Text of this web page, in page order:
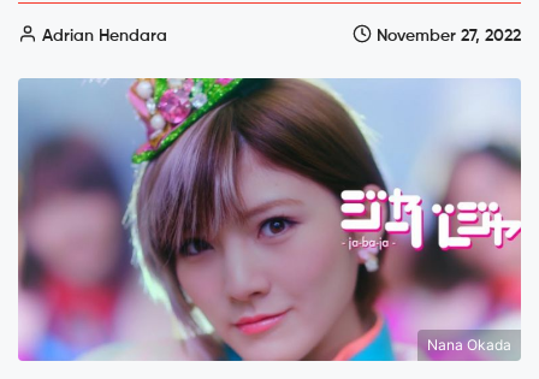
Adrian Hendara November 27, 2022
Nana Okada